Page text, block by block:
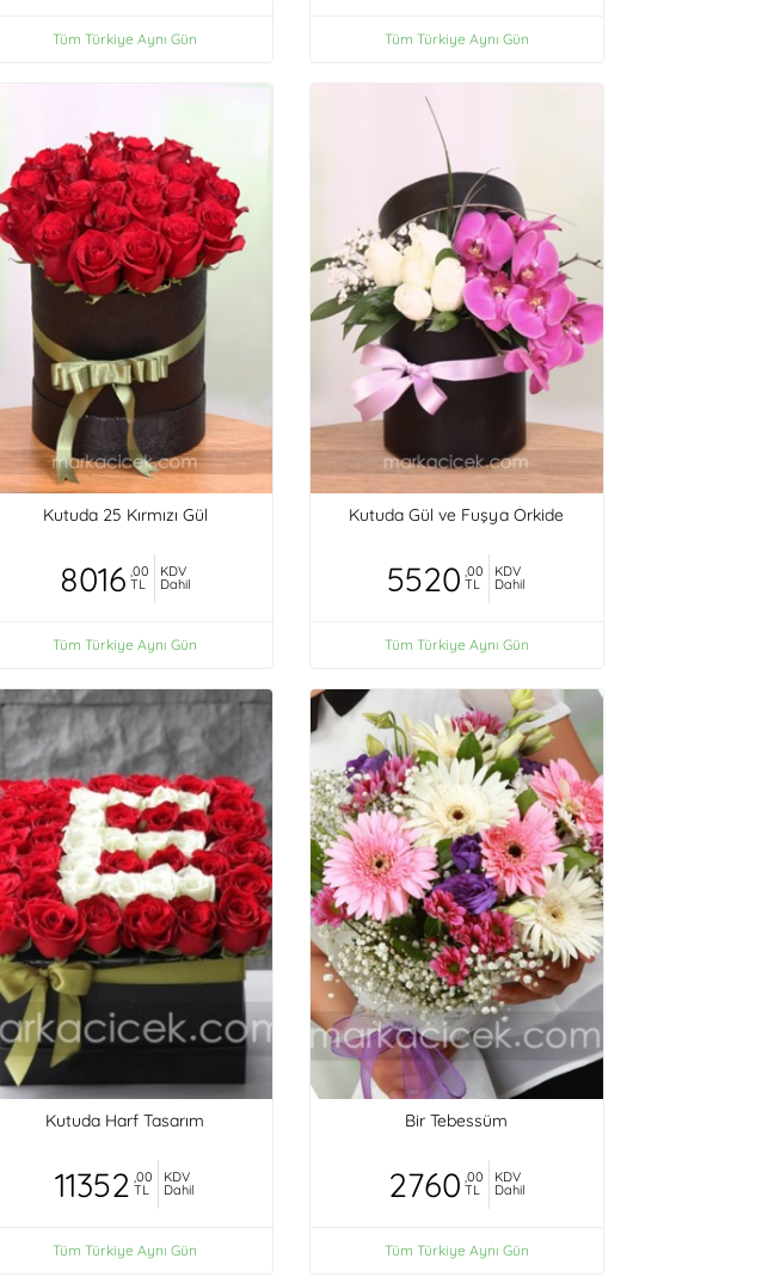
Tüm Türkiye Aynı Gün Tüm Türkiye Aynı Gün
Kutuda 25 Kırmızı Gül
8016 ,00
TL
KDV
Dahil
Tüm Türkiye Aynı Gün
Kutuda Gül ve Fuşya Orkide
5520 ,00
TL
KDV
Dahil
Tüm Türkiye Aynı Gün
Kutuda Harf Tasarım
11352 ,00
TL
KDV
Dahil
Tüm Türkiye Aynı Gün
Bir Tebessüm
2760 ,00
TL
KDV
Dahil
Tüm Türkiye Aynı Gün